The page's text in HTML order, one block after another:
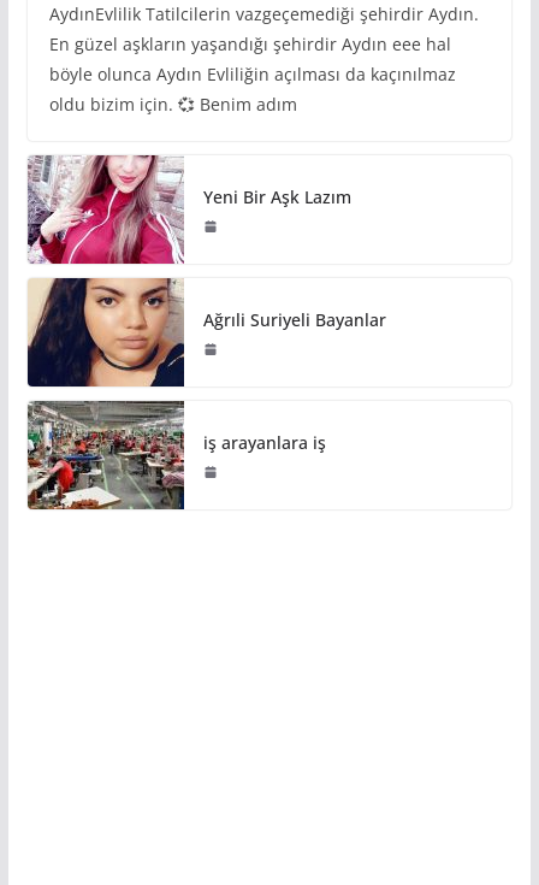
AydınEvlilik Tatilcilerin vazgeçemediği şehirdir Aydın.
En güzel aşkların yaşandığı şehirdir Aydın eee hal
böyle olunca Aydın Evliliğin açılması da kaçınılmaz
oldu bizim için. 💞 Benim adım
Yeni Bir Aşk Lazım
Ağrıli Suriyeli Bayanlar
iş arayanlara iş